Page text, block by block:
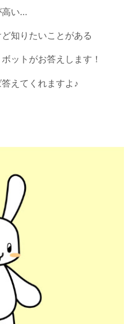
高い…
知りたいことがある
ットがお答えします！
えてくれますよ♪